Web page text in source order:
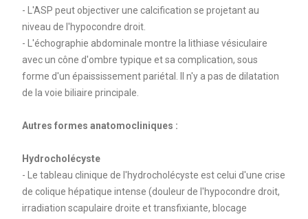
- L'ASP peut objectiver une calcification se projetant au
niveau de l'hypocondre droit.
- L'échographie abdominale montre la lithiase vésiculaire
avec un cône d'ombre typique et sa complication, sous
forme d'un épaississement pariétal. Il n'y a pas de dilatation
de la voie biliaire principale.
Autres formes anatomocliniques :
Hydrocholécyste
- Le tableau clinique de l'hydrocholécyste est celui d'une crise
de colique hépatique intense (douleur de l'hypocondre droit,
irradiation scapulaire droite et transfixiante, blocage